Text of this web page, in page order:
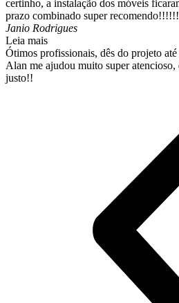
certinho, a instalação dos móveis
prazo combinado super recomendo!!!!!!
Janio Rodrigues
Leia mais
Ótimos profissionais, dês do projeto
Alan me ajudou muito super
justo!!